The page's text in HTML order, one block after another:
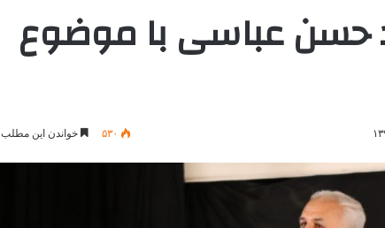
حسن عباسی با موضوع
۵۳۰ خواندن این مطلب ۱۶ دقیقه زمان میبرد